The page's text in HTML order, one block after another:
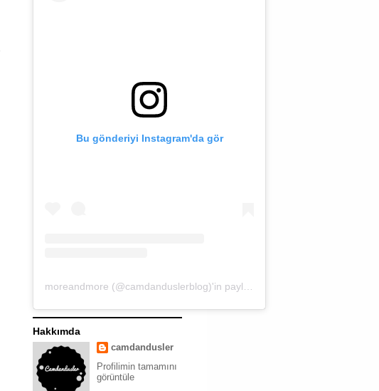
Bu gönderiyi Instagram'da gör
Hakkımda
camdandusler
Profilimin tamamını
görüntüle